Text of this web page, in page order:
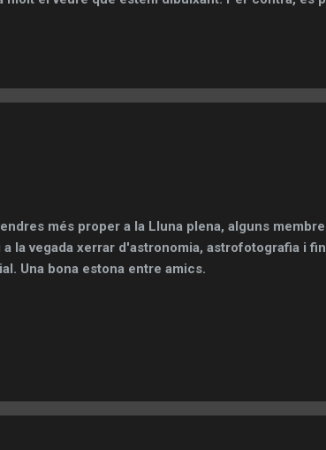
immens i això fa que ens puguem sentir
el que veiem, la pràctica ens donarà la
més proper a la Lluna plena, alguns
la vegada xerrar d'astronomia, astrofotografia i
Una bona estona entre amics.